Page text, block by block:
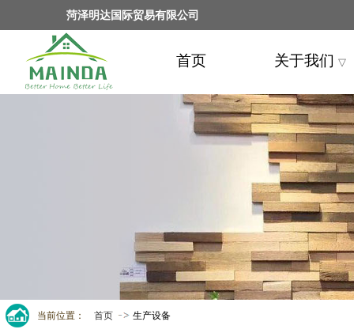
菏泽明达国际贸易有限公司
首页 关于我们 ▽
当前位置： 首页 生产设备